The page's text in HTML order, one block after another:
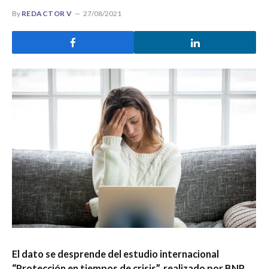
By REDACTOR V 27/08/2021
El dato se desprende del estudio internacional